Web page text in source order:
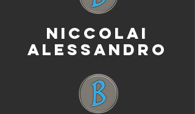
NICCOLAI
ALESSANDRO